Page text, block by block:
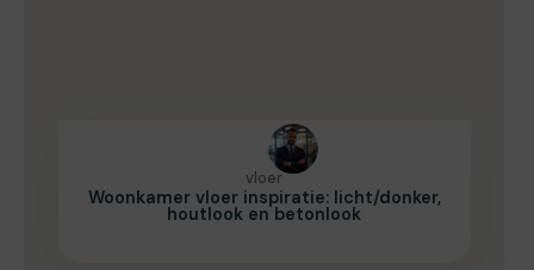
vloer
Woonkamer vloer inspiratie: licht/donker,
houtlook en betonlook